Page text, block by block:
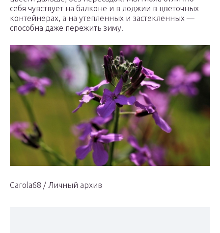
себя чувствует на балконе и в лоджии в цветочных
контейнерах, а на утепленных и застекленных —
способна даже пережить зиму.
Carola68 / Личный архив